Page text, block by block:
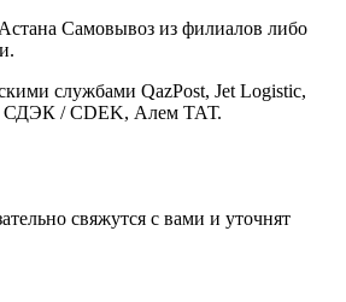
Самовывоз из филиалов либо
службами QazPost, Jet Logistic,
СДЭК / CDEK, Алем ТАТ.
свяжутся с вами и уточнят